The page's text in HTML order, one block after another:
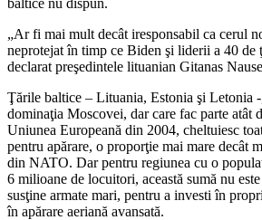
„Ar fi mai mult decât iresponsabil ca cerul
neprotejat în timp ce Biden şi liderii a 40 de
declarat preşedintele lituanian Gitanas
Ţările baltice – Lituania, Estonia şi Letonia
dominaţia Moscovei, dar care fac parte atât
Uniunea Europeană din 2004, cheltuiesc
pentru apărare, o proporţie mai mare decât
din NATO. Dar pentru regiunea cu o
6 milioane de locuitori, această sumă nu
susţine armate mari, pentru a investi în
în apărare aeriană avansată.